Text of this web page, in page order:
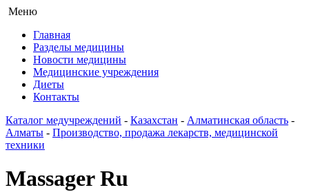
Меню
Главная
Разделы медицины
Новости медицины
Медицинские учреждения
Диеты
Контакты
Каталог медучреждений - Казахстан - Алматинская область -
Алматы - Производство, продажа лекарств, медицинской
техники
Massager Ru